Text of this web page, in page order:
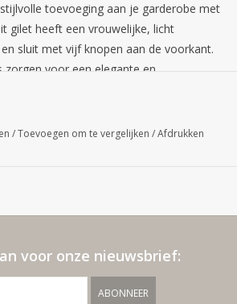
toevoeging aan je garderobe met
gilet heeft een vrouwelijke, licht
sluit met vijf knopen aan de voorkant.
zorgen voor een elegante en
zakelijk als casual te dragen. De
een maat S. Perfect te combineren
/Toevoegen om te vergelijken /Afdrukken
voor onze nieuwsbrief:
ABONNEER